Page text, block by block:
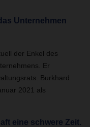
Unternehmen
der Enkel des
Er
Burkhard
2021 als
eine schwere Zeit.